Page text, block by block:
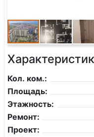
Кол. ком.:
Площадь:
Этажность:
Ремонт:
Проект: